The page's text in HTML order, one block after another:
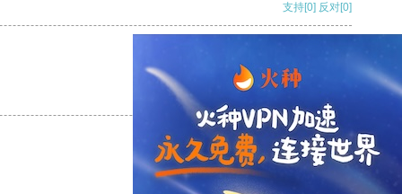
支持[0] 反对[0]
反对